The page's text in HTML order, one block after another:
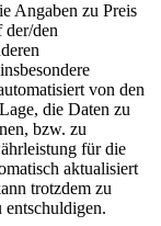
Angaben zu Preis
den
von den
die Daten zu
bzw. zu
für die
aktualisiert
trotzdem zu
entschuldigen.